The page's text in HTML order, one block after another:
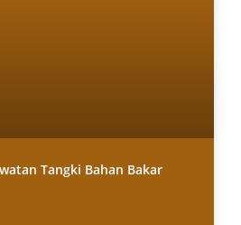
Tangki Bahan Bakar